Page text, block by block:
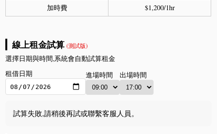
加時費
$1,200/1hr
線上租金試算(測試版)
選擇日期與時間,系統會自動試算租金
租借日期
進場時間 出場時間
試算失敗,請稍後再試或聯繫客服人員。